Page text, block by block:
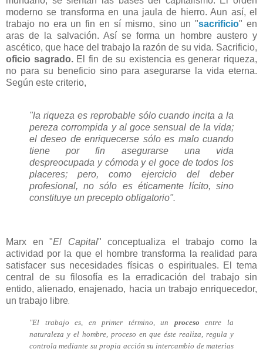
moderno se transforma en una jaula de hierro. Aun así, el
trabajo no era un fin en sí mismo, sino un "sacrificio" en
aras de la salvación. Así se forma un hombre austero y
ascético, que hace del trabajo la razón de su vida. Sacrificio,
oficio sagrado.El fin de su existencia es generar riqueza,
no para su beneficio sino para asegurarse la vida eterna.
Según este criterio,
"la riqueza es reprobable sólo cuando incita a la
pereza corrompida y al goce sensual de la vida;
el deseo de enriquecerse sólo es malo cuando
tiene por fin asegurarse una vida
despreocupada y cómoda y el goce de todos los
placeres; pero, como ejercicio del deber
profesional, no sólo es éticamente lícito, sino
constituye un precepto obligatorio".
Marx en "El Capital" conceptualiza el trabajo como la
actividad por la que el hombre transforma la realidad para
satisfacer sus necesidades físicas o espirituales. El tema
central de su filosofía es la erradicación del trabajo sin
entido, alienado, enajenado, hacia un trabajo enriquecedor,
un trabajo libre.
"El trabajo es, en primer término, un procesoentre la
naturaleza y el hombre, proceso en que éste realiza, regula y
controla mediante su propia acción su intercambio de materias